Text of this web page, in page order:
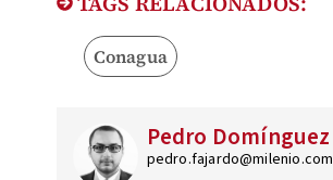
Conagua
Pedro Domínguez
pedro.fajardo@milenio.com